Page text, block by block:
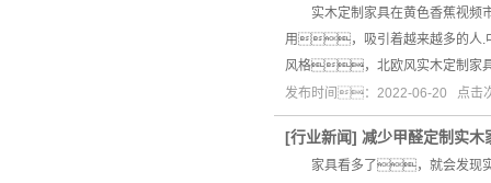
实木定制家具在黄色香蕉视
用，吸引着越来越多的人.
风格，北欧风实木定制家
发布时间：2022-06-20 点
[行业新闻] 减少甲醛定制实木
家具看多了，就会发现实